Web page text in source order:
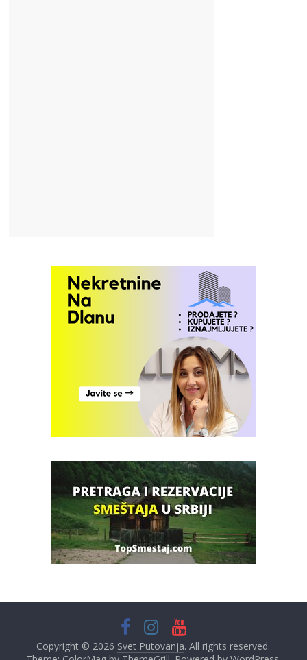
Copyright © 2026 Svet Putovanja. All rights reserved.